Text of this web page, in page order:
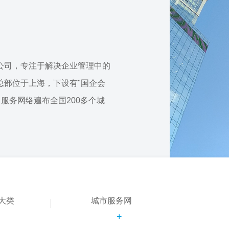
，专注于解决企业管理中的
部位于上海，下设有"国企会
务网络遍布全国200多个城
类 城市服务网
+